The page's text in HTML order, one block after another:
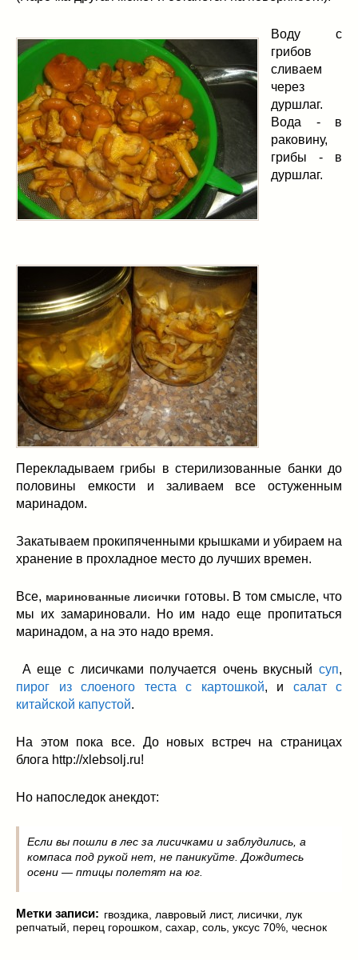
Воду с
грибов
сливаем
через
дуршлаг.
Вода - в
раковину,
грибы - в
дуршлаг.
Перекладываем грибы в стерилизованные банки до
половины емкости и заливаем все остуженным
маринадом.
Закатываем прокипяченными крышками и убираем на
хранение в прохладное место до лучших времен.
Все, маринованные лисички готовы. В том смысле, что
мы их замариновали. Но им надо еще пропитаться
маринадом, а на это надо время.
А еще с лисичками получается очень вкусный суп,
пирог из слоеного теста с картошкой, и салат с
китайской капустой.
На этом пока все. До новых встреч на страницах
блога http://xlebsolj.ru!
Но напоследок анекдот:
Если вы пошли в лес за лисичками и заблудились, а
компаса под рукой нет, не паникуйте. Дождитесь
осени — птицы полетят на юг.
Метки записи: гвоздика лавровый лист, лисички
лук
репчатый
перец горошком сахар соль уксус 70% чеснок